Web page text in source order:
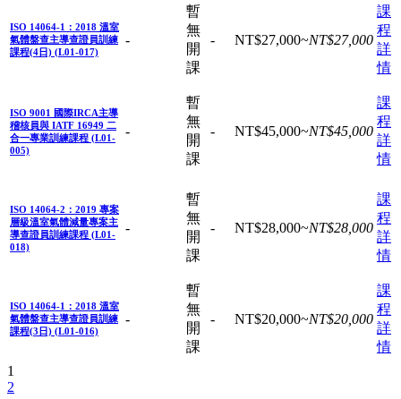
ISO 14064-1：2018 溫室
氣體盤查主導查證員訓練
課程(4日) (L01-017)
-
暫
無
開
課
- NT$27,000~NT$27,000
課
程
詳
情
ISO 9001 國際IRCA主導
稽核員與 IATF 16949 二
合一專業訓練課程 (L01-
005)
-
暫
無
開
課
- NT$45,000~NT$45,000
課
程
詳
情
ISO 14064-2：2019 專案
層級溫室氣體減量專案主
導查證員訓練課程 (L01-
018)
-
暫
無
開
課
- NT$28,000~NT$28,000
課
程
詳
情
ISO 14064-1：2018 溫室
氣體盤查主導查證員訓練
課程(3日) (L01-016)
-
暫
無
開
課
- NT$20,000~NT$20,000
課
程
詳
情
1
2